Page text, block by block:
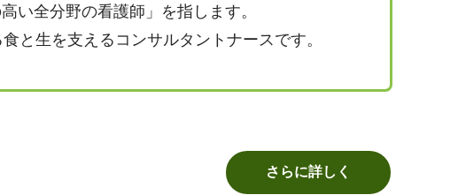
い全分野の看護師」を指します。
と生を支えるコンサルタントナースです。
さらに詳しく